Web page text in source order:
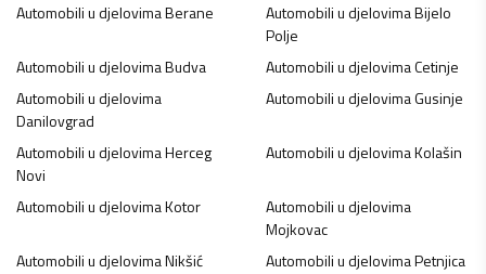
Automobili u djelovimaBerane Automobili u djelovimaBijelo
Polje
Automobili u djelovimaBudva Automobili u djelovimaCetinje
Automobili u djelovima
Danilovgrad
Automobili u djelovimaGusinje
Automobili u djelovimaHerceg
Novi
Automobili u djelovimaKolašin
Automobili u djelovimaKotor
Automobili u djelovima
Mojkovac
Automobili u djelovimaNikšić Automobili u djelovimaPetnjica